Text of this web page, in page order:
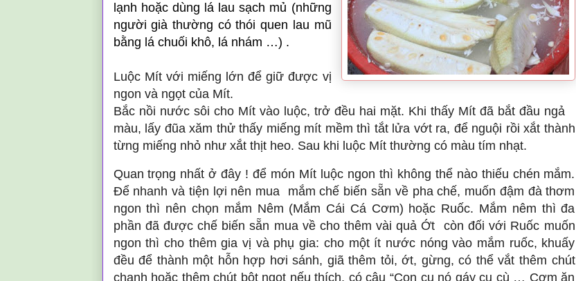
lạnh hoặc dùng lá lau sạch mủ (những
người già thường có thói quen lau mũ
bằng lá chuối khô, lá nhám …) .
Luộc Mít với miếng lớn để giữ được vị
ngon và ngọt của Mít.
Bắc nồi nước sôi cho Mít vào luộc, trở đều hai mặt. Khi thấy Mít đã bắt đầu ngả
màu, lấy đũa xăm thử thấy miếng mít mềm thì tắt lửa vớt ra, để nguội rồi xắt thành
từng miếng nhỏ như xắt thịt heo. Sau khi luộc Mít thường có màu tím nhạt.
Quan trọng nhất ở đây ! để món Mít luộc ngon thì không thể nào thiếu chén mắm.
Để nhanh và tiện lợi nên mua mắm chế biến sẵn về pha chế, muốn đậm đà thơm
ngon thì nên chọn mắm Nêm (Mắm Cái Cá Cơm) hoặc Ruốc. Mắm nêm thì đa
phần đã được chế biến sẵn mua về cho thêm vài quả Ớt còn đối với Ruốc muốn
ngon thì cho thêm gia vị và phụ gia: cho một ít nước nóng vào mắm ruốc, khuấy
đều để thành một hỗn hợp hơi sánh, giã thêm tỏi, ớt, gừng, có thể vắt thêm chút
chanh hoặc thêm chút bột ngọt nếu thích, có câu “Con cu nó gáy cu cù … Cơm ăn